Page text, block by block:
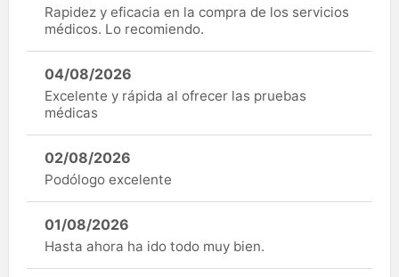
Rapidez y eficacia en la compra de los servicios
médicos. Lo recomiendo.
04/08/2026
Excelente y rápida al ofrecer las pruebas
médicas
02/08/2026
Podólogo excelente
01/08/2026
Hasta ahora ha ido todo muy bien.